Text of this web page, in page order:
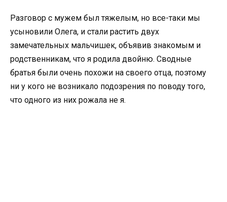
Разговор с мужем был тяжелым, но все-таки мы
усыновили Олега, и стали растить двух
замечательных мальчишек, объявив знакомым и
родственникам, что я родила двойню. Сводные
братья были очень похожи на своего отца, поэтому
ни у кого не возникало подозрения по поводу того,
что одного из них рожала не я.